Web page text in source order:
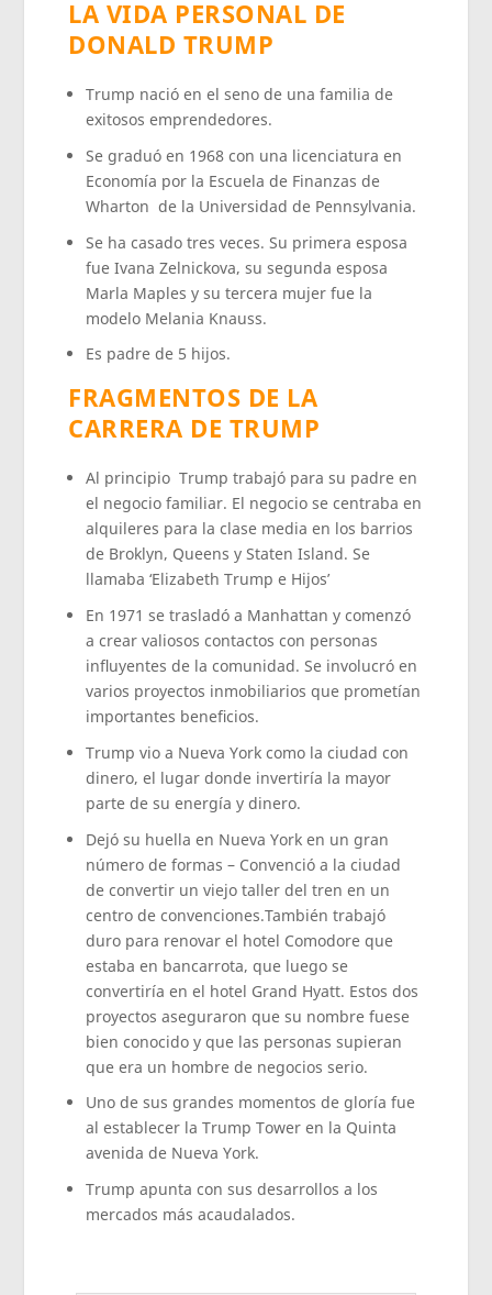
LA VIDA PERSONAL DE
DONALD TRUMP
Trump nació en el seno de una familia de
exitosos emprendedores.
Se graduó en 1968 con una licenciatura en
Economía por la Escuela de Finanzas de
Wharton de la Universidad de Pennsylvania.
Se ha casado tres veces. Su primera esposa
fue Ivana Zelnickova, su segunda esposa
Marla Maples y su tercera mujer fue la
modelo Melania Knauss.
Es padre de 5 hijos.
FRAGMENTOS DE LA
CARRERA DE TRUMP
Al principio Trump trabajó para su padre en
el negocio familiar. El negocio se centraba en
alquileres para la clase media en los barrios
de Broklyn, Queens y Staten Island. Se
llamaba ‘Elizabeth Trump e Hijos’
En 1971 se trasladó a Manhattan y comenzó
a crear valiosos contactos con personas
influyentes de la comunidad. Se involucró en
varios proyectos inmobiliarios que prometían
importantes beneficios.
Trump vio a Nueva York como la ciudad con
dinero, el lugar donde invertiría la mayor
parte de su energía y dinero.
Dejó su huella en Nueva York en un gran
número de formas – Convenció a la ciudad
de convertir un viejo taller del tren en un
centro de convenciones.También trabajó
duro para renovar el hotel Comodore que
estaba en bancarrota, que luego se
convertiría en el hotel Grand Hyatt. Estos dos
proyectos aseguraron que su nombre fuese
bien conocido y que las personas supieran
que era un hombre de negocios serio.
Uno de sus grandes momentos de gloría fue
al establecer la Trump Tower en la Quinta
avenida de Nueva York.
Trump apunta con sus desarrollos a los
mercados más acaudalados.